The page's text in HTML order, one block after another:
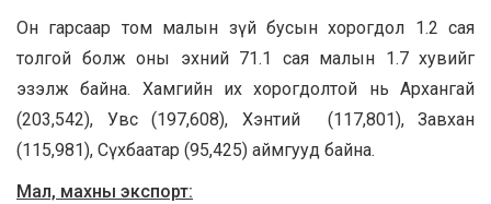
Он гарсаар том малын зүй бусын хорогдол 1.2 сая
толгой болж оны эхний 71.1 сая малын 1.7 хувийг
эзэлж байна. Хамгийн их хорогдолтой нь Архангай
(203,542), Увс (197,608), Хэнтий (117,801), Завхан
(115,981), Сүхбаатар (95,425) аймгууд байна.
Мал, махны экспорт: